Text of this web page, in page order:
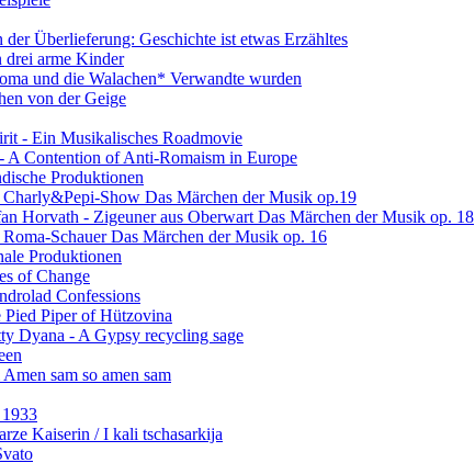
der Überlieferung: Geschichte ist etwas Erzähltes
drei arme Kinder
und die Walachen* Verwandte wurden
von der Geige
- Ein Musikalisches Roadmovie
A Contention of Anti-Romaism in Europe
Produktionen
Show Das Märchen der Musik op.19
Horvath - Zigeuner aus Oberwart Das Märchen der Musik op. 18
Schauer Das Märchen der Musik op. 16
Produktionen
of Change
Confessions
Pied Piper of Hützovina
Dyana - A Gypsy recycling sage
sam so amen sam
Kaiserin / I kali tschasarkija